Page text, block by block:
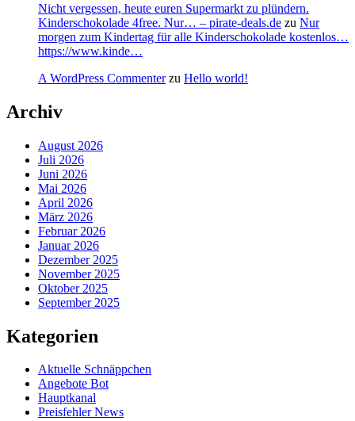
Nicht vergessen, heute euren Supermarkt zu plündern.
Kinderschokolade 4free. Nur… – pirate-deals.de zu Nur
morgen zum Kindertag für alle Kinderschokolade kostenlos…
https://www.kinde…
A WordPress Commenterzu Hello world!
Archiv
August 2026
Juli 2026
Juni 2026
Mai 2026
April 2026
März 2026
Februar 2026
Januar 2026
Dezember 2025
November 2025
Oktober 2025
September 2025
Kategorien
Aktuelle Schnäppchen
Angebote Bot
Hauptkanal
Preisfehler News